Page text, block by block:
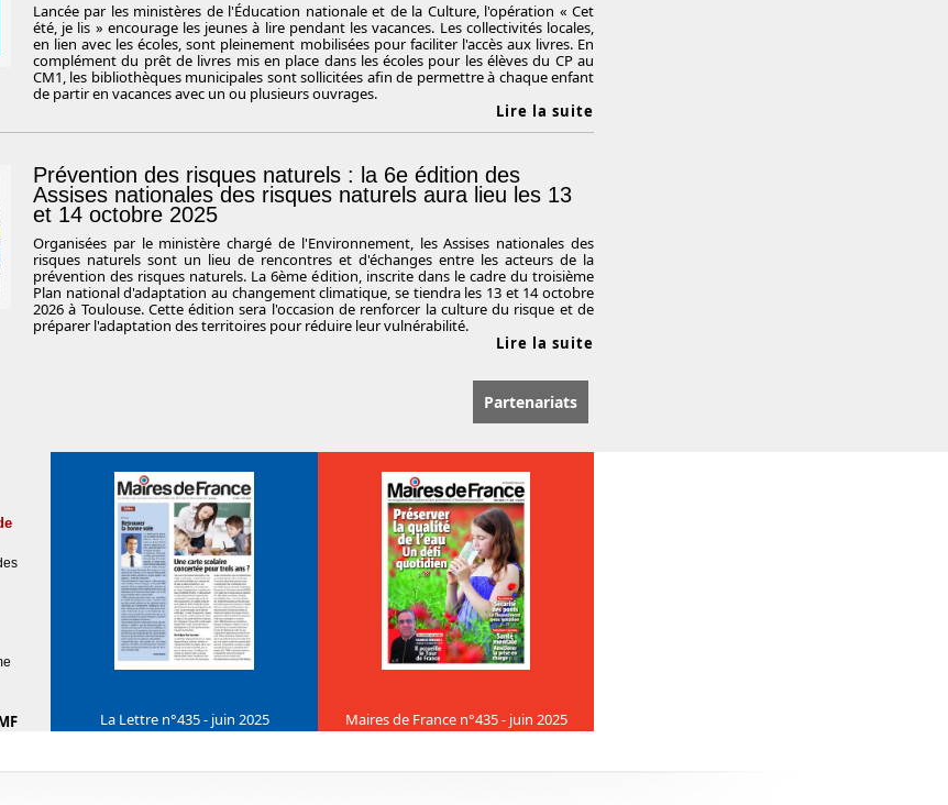
Lancée par les ministères de l'Éducation nationale et de la Culture, l'opération « Cet
été, je lis » encourage les jeunes à lire pendant les vacances. Les collectivités locales,
en lien avec les écoles, sont pleinement mobilisées pour faciliter l'accès aux livres. En
complément du prêt de livres mis en place dans les écoles pour les élèves du CP au
CM1, les bibliothèques municipales sont sollicitées afin de permettre à chaque enfant
de partir en vacances avec un ou plusieurs ouvrages.
Lire la suite
Prévention des risques naturels : la 6e édition des
Assises nationales des risques naturels aura lieu les 13
et 14 octobre 2025
Organisées par le ministère chargé de l'Environnement, les Assises nationales des
risques naturels sont un lieu de rencontres et d'échanges entre les acteurs de la
prévention des risques naturels. La 6ème édition, inscrite dans le cadre du troisième
Plan national d'adaptation au changement climatique, se tiendra les 13 et 14 octobre
2026 à Toulouse. Cette édition sera l'occasion de renforcer la culture du risque et de
préparer l'adaptation des territoires pour réduire leur vulnérabilité.
Lire la suite
Partenariats
La Lettre n°435 - juin 2025 Maires de France n°435 - juin 2025